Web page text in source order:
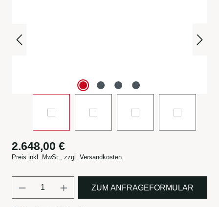
2.648,00 €
Preis inkl. MwSt., zzgl. Versandkosten
Produkt Anzahl: Gib den
ZUM ANFRAGEFORMULAR